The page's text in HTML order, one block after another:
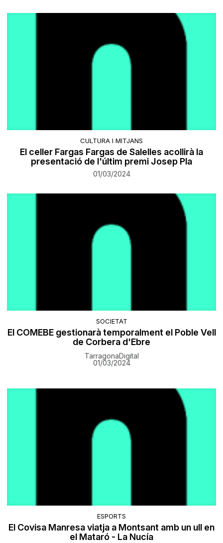
CULTURA I MITJANS
El celler Fargas Fargas de Salelles acollirà la
presentació de l'últim premi Josep Pla
01/03/2024
SOCIETAT
El COMEBE gestionarà temporalment el Poble Vell
de Corbera d'Ebre
TarragonaDigital
01/03/2024
ESPORTS
El Covisa Manresa viatja a Montsant amb un ull en
el Mataró - La Nucía